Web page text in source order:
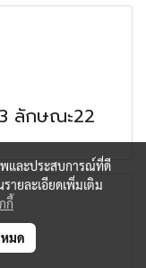
ลักษณะ22
พและประสบการณ์ที่ดี
ายละเอียดเพิ่มเติม
กี้
มด